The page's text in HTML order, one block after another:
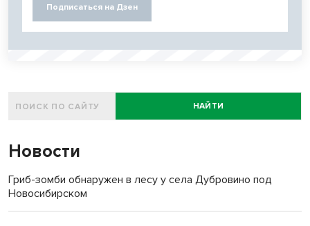
Подписаться на Дзен
НАЙТИ
Новости
Гриб-зомби обнаружен в лесу у села Дубровино под
Новосибирском